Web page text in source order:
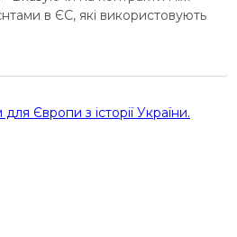
в ЄС, які використовують
та на кордонах держав-членів ЄС
зробила крок у тому, щоб